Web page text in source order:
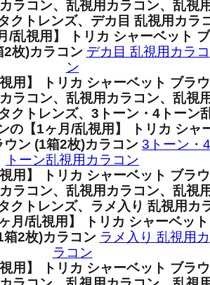
ラコン、乱視用カラコン、乱視
クトレンズ、デカ目 乱視用カラ
/乱視用】 トリカ シャーベット ブ
2枚)カラコン デカ目 乱視用カラコ
ン
視用】 トリカ シャーベット ブラウ
ラコン、乱視用カラコン、乱視
クトレンズ、3トーン・4トーン
の【1ヶ月/乱視用】 トリカ シャ
ウン (1箱2枚)カラコン 3トーン・4
トーン乱視用カラコン
視用】 トリカ シャーベット ブラウ
ラコン、乱視用カラコン、乱視
クトレンズ、ラメ入り 乱視用カ
月/乱視用】 トリカ シャーベット
箱2枚)カラコン ラメ入り 乱視用カ
ラコン
視用】 トリカ シャーベット ブラウ